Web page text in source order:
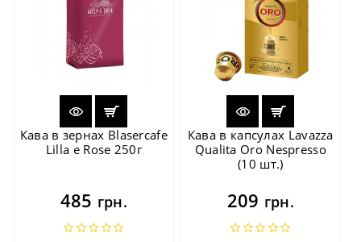
Кава в зернах Blasercafe
Lilla e Rose 250г
485 грн.
Кава в капсулах Lavazza
Qualita Oro Nespresso
(10 шт.)
209 грн.